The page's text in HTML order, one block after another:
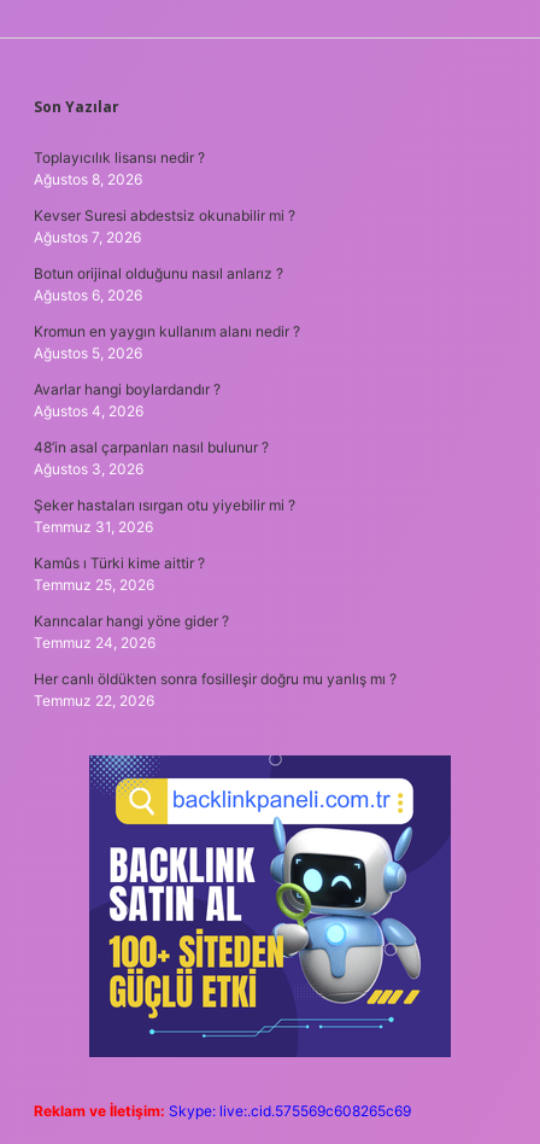
SIDEBAR
Son Yazılar
Toplayıcılık lisansı nedir ?
Ağustos 8, 2026
Kevser Suresi abdestsiz okunabilir mi ?
Ağustos 7, 2026
Botun orijinal olduğunu nasıl anlarız ?
Ağustos 6, 2026
Kromun en yaygın kullanım alanı nedir ?
Ağustos 5, 2026
Avarlar hangi boylardandır ?
Ağustos 4, 2026
48’in asal çarpanları nasıl bulunur ?
Ağustos 3, 2026
Şeker hastaları ısırgan otu yiyebilir mi ?
Temmuz 31, 2026
Kamûs ı Türki kime aittir ?
Temmuz 25, 2026
Karıncalar hangi yöne gider ?
Temmuz 24, 2026
Her canlı öldükten sonra fosilleşir doğru mu yanlış mı ?
Temmuz 22, 2026
Reklam ve İletişim: Skype: live:.cid.575569c608265c69